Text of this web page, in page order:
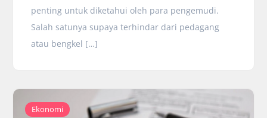
penting untuk diketahui oleh para pengemudi.
Salah satunya supaya terhindar dari pedagang
atau bengkel […]
Ekonomi